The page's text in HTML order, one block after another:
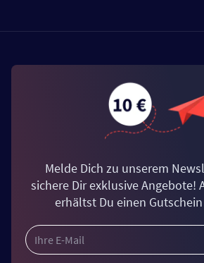
Melde Dich zu unserem
sichere Dir exklusive Angebote!
erhältst Du einen